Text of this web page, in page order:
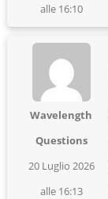
alle 16:10
Wavelength
Questions
20 Luglio 2026
alle 16:13